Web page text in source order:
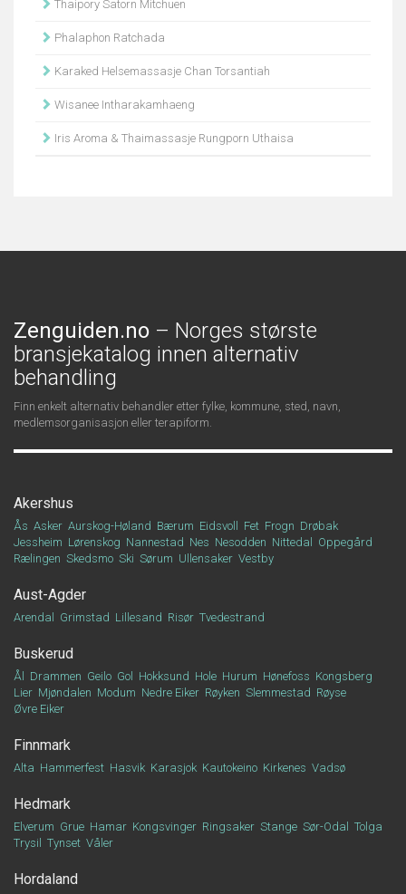
Thaipory Satorn Mitchuen
Phalaphon Ratchada
Karaked Helsemassasje Chan Torsantiah
Wisanee Intharakamhaeng
Iris Aroma & Thaimassasje Rungporn Uthaisa
Zenguiden.no – Norges største
bransjekatalog innen alternativ
behandling
Finn enkelt alternativ behandler etter fylke, kommune, sted, navn,
medlemsorganisasjon eller terapiform.
Akershus
Ås Asker Aurskog-Høland Bærum Eidsvoll Fet Frogn Drøbak
Jessheim Lørenskog Nannestad Nes Nesodden Nittedal
Oppegård
Rælingen Skedsmo Ski Sørum Ullensaker Vestby
Aust-Agder
Arendal Grimstad Lillesand Risør Tvedestrand
Buskerud
Ål Drammen Geilo Gol Hokksund Hole Hurum Hønefoss Kongsberg
Lier Mjøndalen Modum Nedre Eiker Røyken Slemmestad Røyse
Øvre Eiker
Finnmark
Alta Hammerfest Hasvik Karasjok Kautokeino Kirkenes Vadsø
Hedmark
Elverum Grue Hamar Kongsvinger Ringsaker Stange Sør-Odal
Tolga
Trysil
Tynset Våler
Hordaland